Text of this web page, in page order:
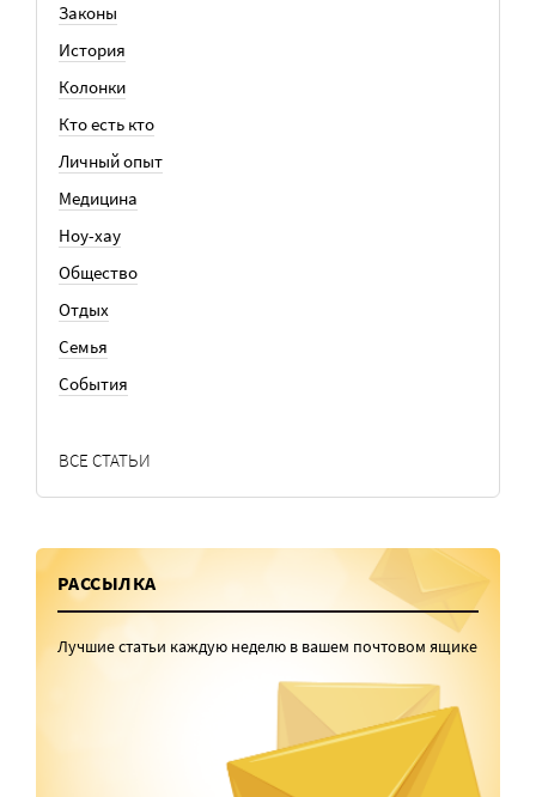
Законы
История
Колонки
Кто есть кто
Личный опыт
Медицина
Ноу-хау
Общество
Отдых
Семья
События
ВСЕ СТАТЬИ
РАССЫЛКА
Лучшие статьи каждую неделю в вашем почтовом ящике